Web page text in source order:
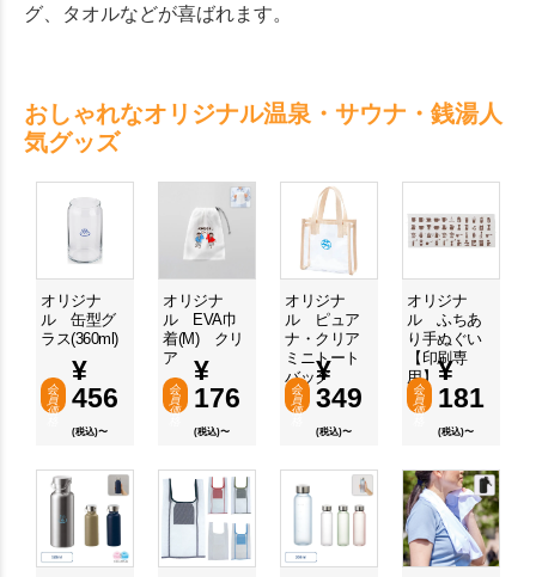
グ、タオルなどが喜ばれます。
おしゃれなオリジナル温泉・サウナ・銭湯人
気グッズ
オリジナ
ル 缶型グ
ラス(360ml)
会
員
価
¥
456
(税込)〜
オリジナ
ル EVA巾
着(M) クリ
ア
会
員
価
¥
176
(税込)〜
オリジナ
ル ピュア
ナ・クリア
ミニトート
バッグ
会
員
価
¥
349
(税込)〜
オリジナ
ル ふちあ
り手ぬぐい
【印刷専
用】
会
員
価
¥
181
(税込)〜